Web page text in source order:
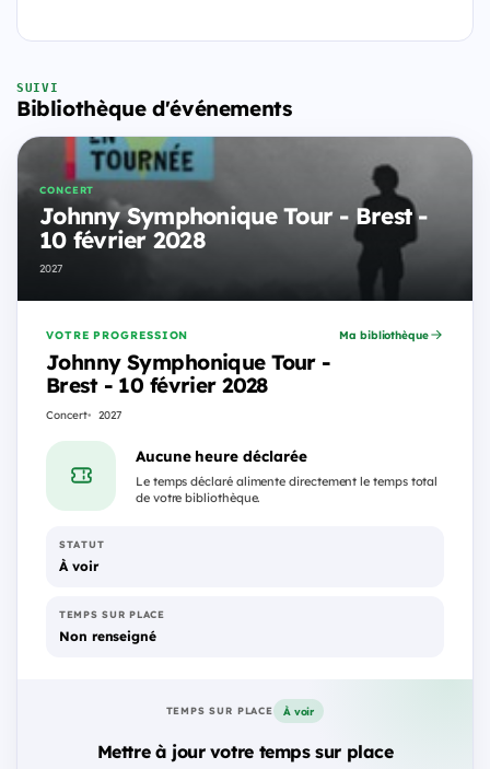
SUIVI
Bibliothèque d'événements
CONCERT
Johnny Symphonique Tour - Brest -
10 février 2028
2027
VOTRE PROGRESSION
Johnny Symphonique Tour -
Brest - 10 février 2028
Concert 2027
Ma bibliothèque
Aucune heure déclarée
Le temps déclaré alimente directement le temps total
de votre bibliothèque.
STATUT
À voir
TEMPS SUR PLACE
Non renseigné
TEMPS SUR PLACE À voir
Mettre à jour votre temps sur place